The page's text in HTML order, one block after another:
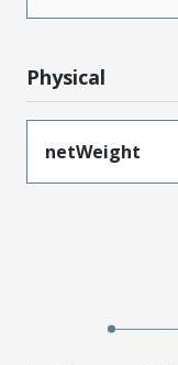
Physical
netWeight